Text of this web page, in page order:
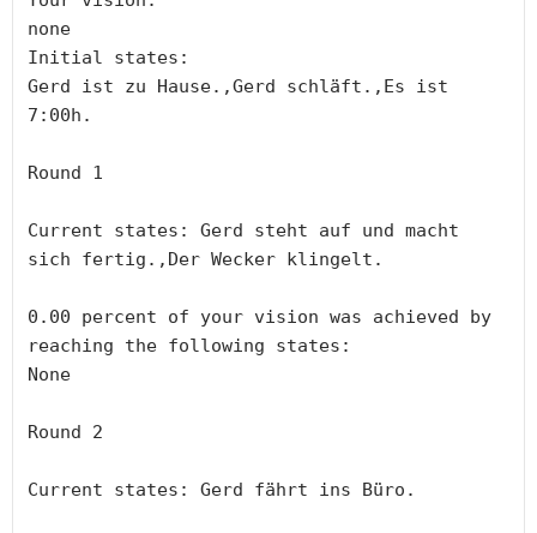
none
Initial states:
Gerd ist zu Hause.,Gerd schläft.,Es ist
7:00h.
Round 1
Current states: Gerd steht auf und macht
sich fertig.,Der Wecker klingelt.
0.00 percent of your vision was achieved by
reaching the following states:
None
Round 2
Current states: Gerd fährt ins Büro.